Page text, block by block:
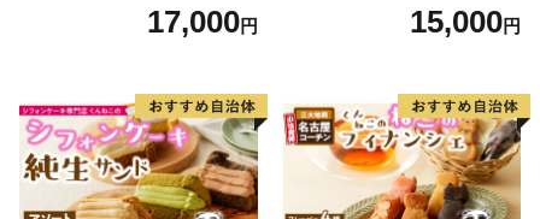
17,000円 15,000円